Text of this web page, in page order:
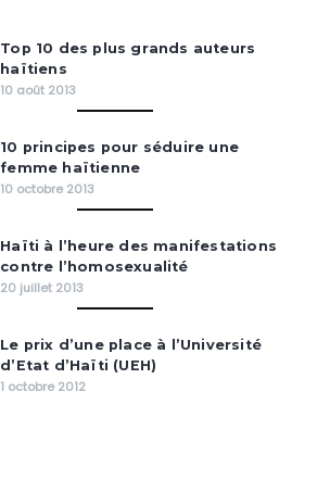
Top 10 des plus grands auteurs
haïtiens
10 août 2013
10 principes pour séduire une
femme haïtienne
10 octobre 2013
Haïti à l’heure des manifestations
contre l’homosexualité
20 juillet 2013
Le prix d’une place à l’Université
d’Etat d’Haïti (UEH)
1 octobre 2012